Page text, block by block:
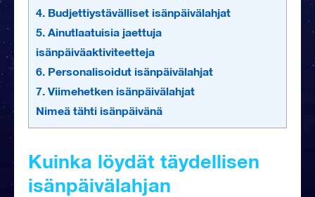
4. Budjettiystävälliset isänpäivälahjat
5. Ainutlaatuisia jaettuja
isänpäiväaktiviteetteja
6. Personalisoidut isänpäivälahjat
7. Viimehetken isänpäivälahjat
Nimeä tähti isänpäivänä
Kuinka löydät täydellisen
isänpäivälahjan